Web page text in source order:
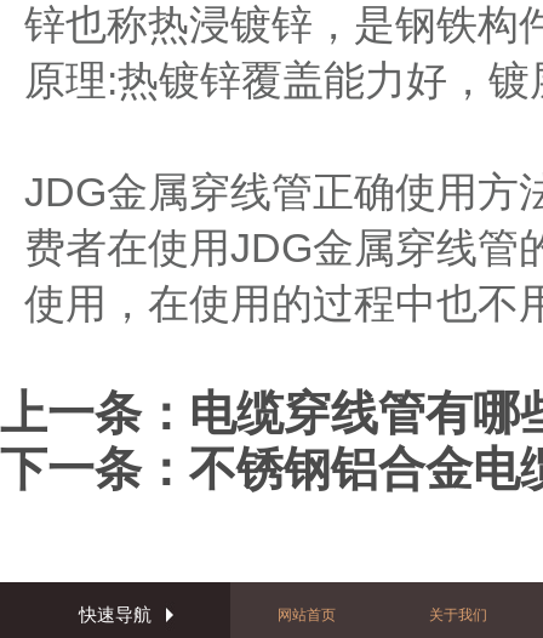
锌也称热浸镀锌，是钢铁构
原理:热镀锌覆盖能力好，
JDG金属穿线管正确使用方
费者在使用JDG金属穿线管
使用，在使用的过程中也
上一条： 电缆穿线管有哪
下一条： 不锈钢铝合金电
快速导航 网站首页 关于我们